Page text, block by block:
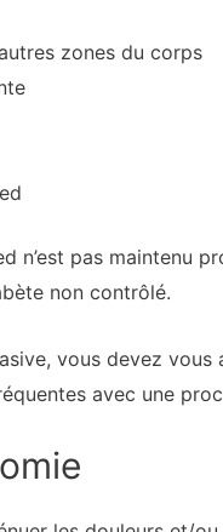
zones du corps
n’est pas maintenu
non contrôlé.
vous devez
avec une